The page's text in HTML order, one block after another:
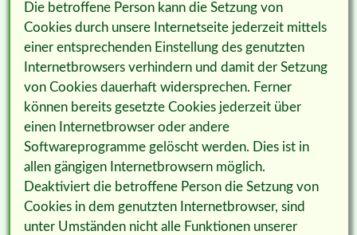
Die betroffene Person kann die Setzung von
Cookies durch unsere Internetseite jederzeit mittels
einer entsprechenden Einstellung des genutzten
Internetbrowsers verhindern und damit der Setzung
von Cookies dauerhaft widersprechen. Ferner
können bereits gesetzte Cookies jederzeit über
einen Internetbrowser oder andere
Softwareprogramme gelöscht werden. Dies ist in
allen gängigen Internetbrowsern möglich.
Deaktiviert die betroffene Person die Setzung von
Cookies in dem genutzten Internetbrowser, sind
unter Umständen nicht alle Funktionen unserer